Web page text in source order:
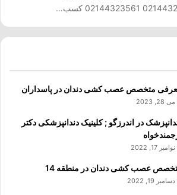
متخصص عصب کشی دندان در پاسداران
می 28, 2023
در اندرزگو ; کلینیک دندانپزشکی دکتر
نوامبر 17, 2022
عصب کشی دندان در منطقه 14
دسامبر 19, 2022